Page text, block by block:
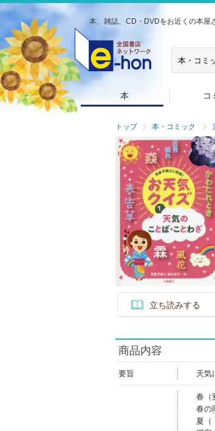
本、雑誌、CD・DVDをお近くの本屋
本 コ
トップ 本・コミック
立ち読みする
商品内容
要旨 天気
春（
春の
夏（